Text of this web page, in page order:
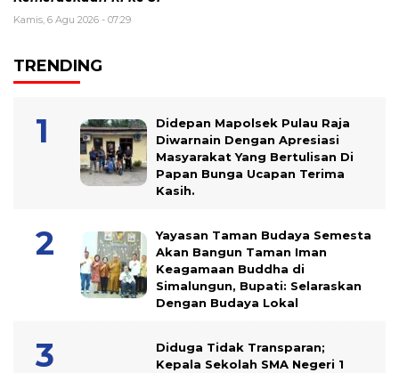
Kamis, 6 Agu 2026 - 07:29
TRENDING
Didepan Mapolsek Pulau Raja
Diwarnain Dengan Apresiasi
Masyarakat Yang Bertulisan Di
Papan Bunga Ucapan Terima
Kasih.
Yayasan Taman Budaya Semesta
Akan Bangun Taman Iman
Keagamaan Buddha di
Simalungun, Bupati: Selaraskan
Dengan Budaya Lokal
Diduga Tidak Transparan;
Kepala Sekolah SMA Negeri 1